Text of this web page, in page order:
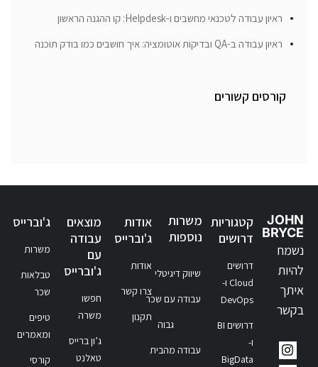
ראיון עבודה לטכנאי מחשבים ו-Helpdesk: קו ההגנה הראשון
ראיון עבודה ב-QA ובדיקות אוטומציה: איך חושבים כמו בודק תוכנה
קורסים קשורים
JOHN
BRYCE
נשמח
להיות
איתך
בקשר
קטגוריות
דרושים
דרושים
Cloud ו-
DevOps
דרושים BI
ו-
BigData
משרות
נוספות
שיווק דיגיטלי
עבודה עם שכר
גבוה
עבודה מהבית
אודות
ג'וברייס
אודות
צרו קשר
תקנון
מוצאים
עבודה
עם
ג'וברייס
חפשו
משרה
ג’ון ברייס
טאלנט
ג'וברייס
משרות
טבלאות
שכר
טיפים
ומאמרים
קורסי